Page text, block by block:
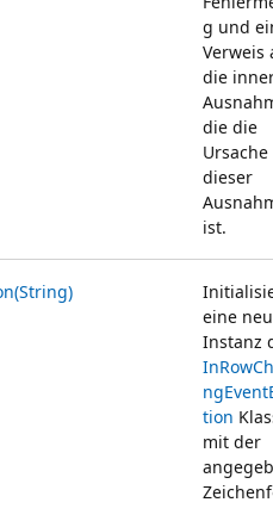
g und
Verweis
die
die die
Ursache
dieser
ist.
eine
Instanz
tion
mit der